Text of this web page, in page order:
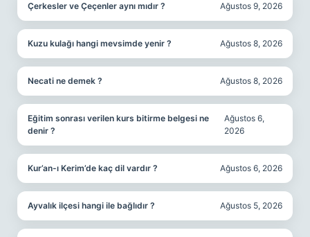
Çerkesler ve Çeçenler aynı mıdır ? Ağustos 9, 2026
Kuzu kulağı hangi mevsimde yenir ? Ağustos 8, 2026
Necati ne demek ? Ağustos 8, 2026
Eğitim sonrası verilen kurs bitirme belgesi ne
denir ?
Ağustos 6,
2026
Kur’an-ı Kerim’de kaç dil vardır ? Ağustos 6, 2026
Ayvalık ilçesi hangi ile bağlıdır ? Ağustos 5, 2026